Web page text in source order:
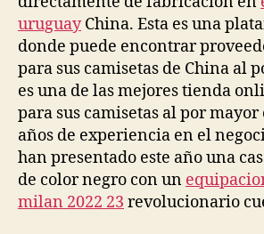
uruguayChina. Esta es una
donde puede encontrar
para sus camisetas de China al
es una de las mejores tienda
para sus camisetas al por mayor
años de experiencia en el
han presentado este año una
de color negro con un
milan 2022 23 revolucionario